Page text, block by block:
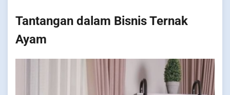
Tantangan dalam Bisnis Ternak
Ayam